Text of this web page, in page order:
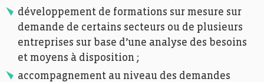
développement de formations sur mesure sur
demande de certains secteurs ou de plusieurs
entreprises sur base d’une analyse des besoins
et moyens à disposition ;
accompagnement au niveau des demandes